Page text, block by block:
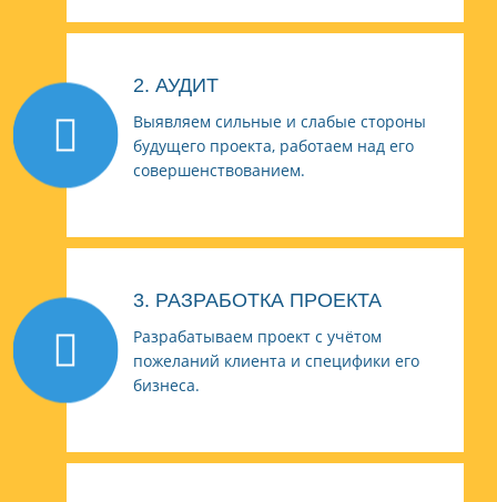
2. АУДИТ
Выявляем сильные и слабые стороны
будущего проекта, работаем над его
совершенствованием.
3. РАЗРАБОТКА ПРОЕКТА
Разрабатываем проект с учётом
пожеланий клиента и специфики его
бизнеса.